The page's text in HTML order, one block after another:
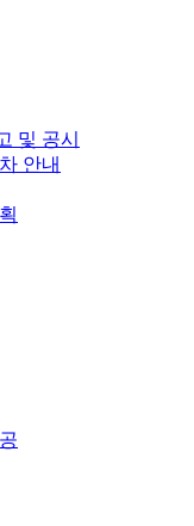
및 공시
안내